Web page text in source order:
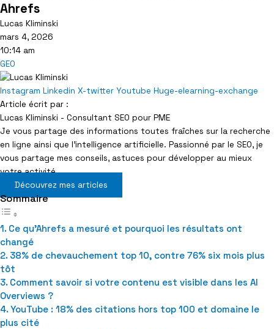
Ahrefs
Lucas Kliminski
mars 4, 2026
10:14 am
GEO
Instagram Linkedin X-twitter Youtube Huge-elearning-exchange
Article écrit par :
Lucas Kliminski - Consultant SEO pour PME
Je vous partage des informations toutes fraîches sur la recherche
en ligne ainsi que l’intelligence artificielle. Passionné par le SEO, je
vous partage mes conseils, astuces pour développer au mieux
votre activité.
Découvrez mes articles
Sommaire
Ce qu’Ahrefs a mesuré et pourquoi les résultats ont
changé
38% de chevauchement top 10, contre 76% six mois plus
tôt
Comment savoir si votre contenu est visible dans les AI
Overviews ?
YouTube : 18% des citations hors top 100 et domaine le
plus cité